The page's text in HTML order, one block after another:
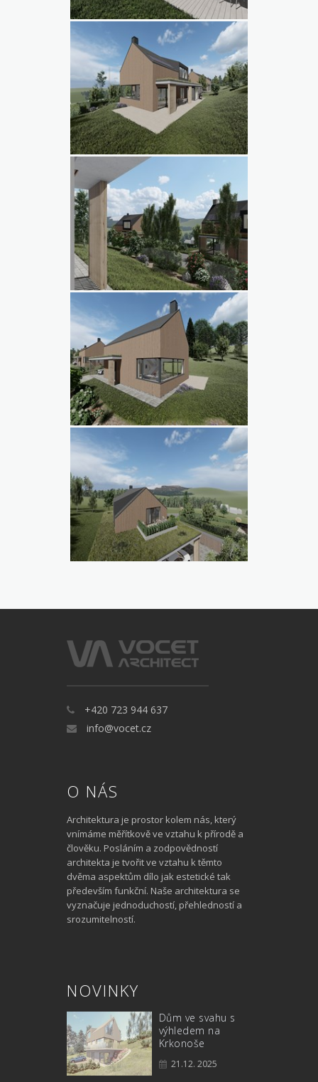
+420 723 944 637
info@vocet.cz
O NÁS
Architektura je prostor kolem nás, který
vnímáme měřítkově ve vztahu k přírodě a
člověku. Posláním a zodpovědností
architekta je tvořit ve vztahu k těmto
dvěma aspektům dílo jak estetické tak
především funkční. Naše architektura se
vyznačuje jednoduchostí, přehledností a
srozumitelností.
NOVINKY
Dům ve svahu s
výhledem na
Krkonoše
21.12. 2025